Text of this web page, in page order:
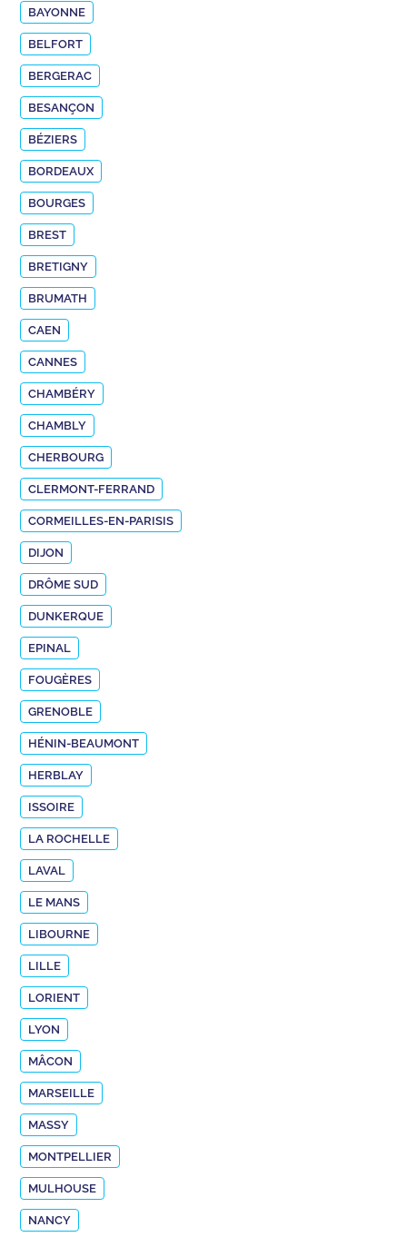
BAYONNE
BELFORT
BERGERAC
BESANÇON
BÉZIERS
BORDEAUX
BOURGES
BREST
BRETIGNY
BRUMATH
CAEN
CANNES
CHAMBÉRY
CHAMBLY
CHERBOURG
CLERMONT-FERRAND
CORMEILLES-EN-PARISIS
DIJON
DRÔME SUD
DUNKERQUE
EPINAL
FOUGÈRES
GRENOBLE
HÉNIN-BEAUMONT
HERBLAY
ISSOIRE
LA ROCHELLE
LAVAL
LE MANS
LIBOURNE
LILLE
LORIENT
LYON
MÂCON
MARSEILLE
MASSY
MONTPELLIER
MULHOUSE
NANCY